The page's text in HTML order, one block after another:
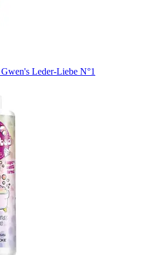
Leder-Liebe N°1